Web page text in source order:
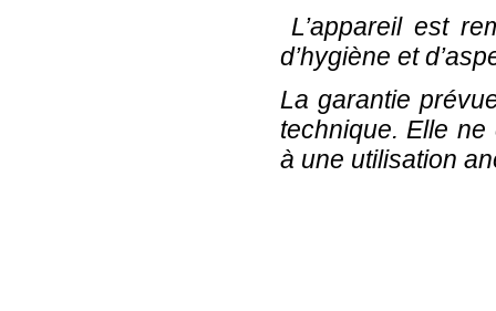
L’appareil est
d’hygiène et
La garantie
technique. Elle
à une utilisation